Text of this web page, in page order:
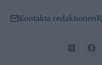
Kontakta redaktionen